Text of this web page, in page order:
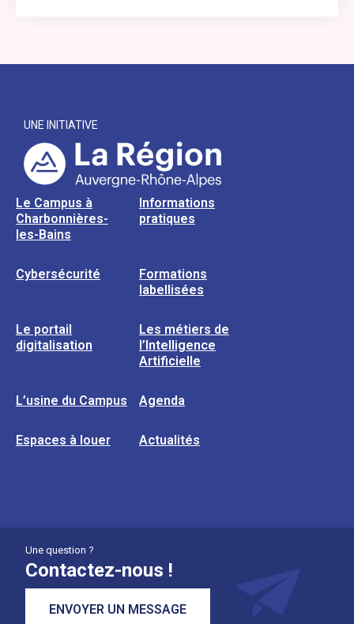
UNE INITIATIVE
Le Campus à
Charbonnières-
les-Bains
Informations
pratiques
Cybersécurité
Formations
labellisées
Le portail
digitalisation
Les métiers de
l’Intelligence
Artificielle
L’usine du Campus Agenda
Espaces à louer Actualités
Une question ?
Contactez-nous !
ENVOYER UN MESSAGE